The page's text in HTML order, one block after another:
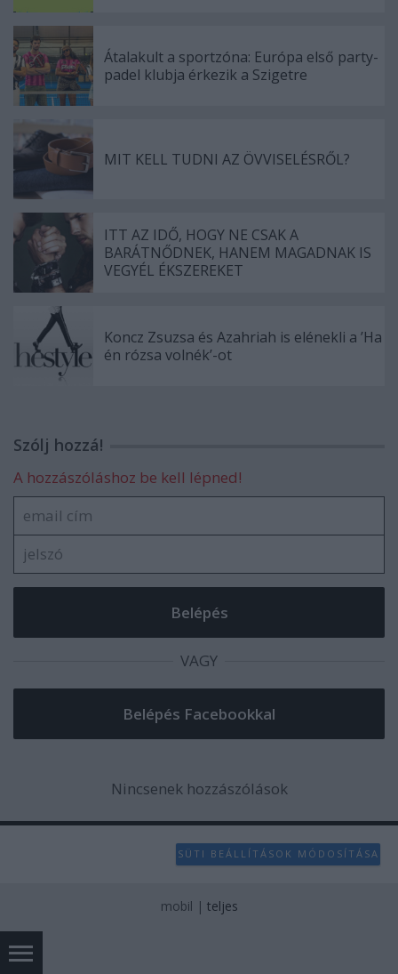
Átalakult a sportzóna: Európa első party-
padel klubja érkezik a Szigetre
MIT KELL TUDNI AZ ÖVVISELÉSRŐL?
ITT AZ IDŐ, HOGY NE CSAK A
BARÁTNŐDNEK, HANEM MAGADNAK IS
VEGYÉL ÉKSZEREKET
Koncz Zsuzsa és Azahriah is elénekli a ’Ha
én rózsa volnék’-ot
Szólj hozzá!
A hozzászóláshoz be kell lépned!
VAGY
Nincsenek hozzászólások
SÜTI BEÁLLÍTÁSOK MÓDOSÍTÁSA
mobil | teljes